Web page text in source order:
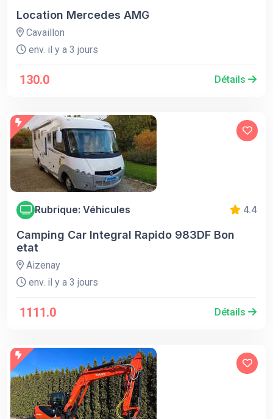
Location Mercedes AMG
Cavaillon
env. il y a 3 jours
130.0 Détails
Rubrique: Véhicules 4.4
Camping Car Integral Rapido 983DF Bon
etat
Aizenay
env. il y a 3 jours
1111.0 Détails